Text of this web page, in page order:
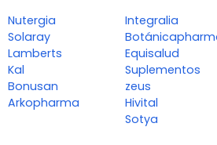
Nutergia
Solaray
Lamberts
Kal
Bonusan
Arkopharma
Integralia
Equisalud
Suplementos
zeus
Hivital
Sotya